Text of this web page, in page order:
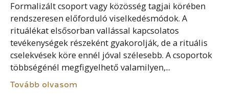
Formalizált csoport vagy közösség tagjai körében
rendszeresen előforduló viselkedésmódok. A
rituálékat elsősorban vallással kapcsolatos
tevékenységek részeként gyakorolják, de a rituális
cselekvések köre ennél jóval szélesebb. A csoportok
többségénél megfigyelhető valamilyen,...
Tovább olvasom